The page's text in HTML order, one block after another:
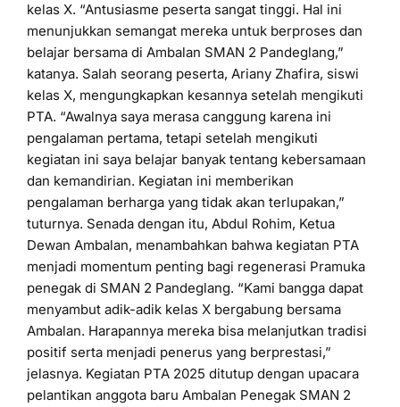
kelas X. “Antusiasme peserta sangat tinggi. Hal ini
menunjukkan semangat mereka untuk berproses dan
belajar bersama di Ambalan SMAN 2 Pandeglang,”
katanya. Salah seorang peserta, Ariany Zhafira, siswi
kelas X, mengungkapkan kesannya setelah mengikuti
PTA. “Awalnya saya merasa canggung karena ini
pengalaman pertama, tetapi setelah mengikuti
kegiatan ini saya belajar banyak tentang kebersamaan
dan kemandirian. Kegiatan ini memberikan
pengalaman berharga yang tidak akan terlupakan,”
tuturnya. Senada dengan itu, Abdul Rohim, Ketua
Dewan Ambalan, menambahkan bahwa kegiatan PTA
menjadi momentum penting bagi regenerasi Pramuka
penegak di SMAN 2 Pandeglang. “Kami bangga dapat
menyambut adik-adik kelas X bergabung bersama
Ambalan. Harapannya mereka bisa melanjutkan tradisi
positif serta menjadi penerus yang berprestasi,”
jelasnya. Kegiatan PTA 2025 ditutup dengan upacara
pelantikan anggota baru Ambalan Penegak SMAN 2